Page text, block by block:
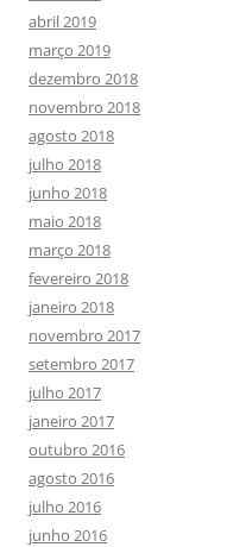
abril 2019
março 2019
dezembro 2018
novembro 2018
agosto 2018
julho 2018
junho 2018
maio 2018
março 2018
fevereiro 2018
janeiro 2018
novembro 2017
setembro 2017
julho 2017
janeiro 2017
outubro 2016
agosto 2016
julho 2016
junho 2016